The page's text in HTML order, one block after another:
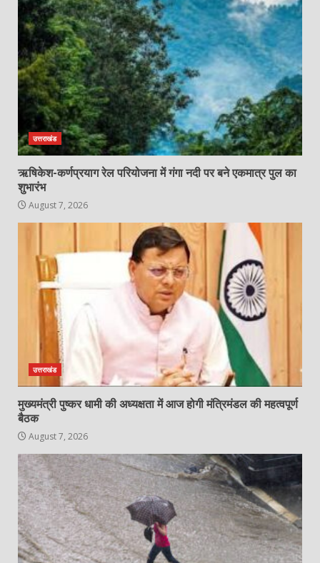
उत्तराखंड
ऋषिकेश-कर्णप्रयाग रेल परियोजना में गंगा नदी पर बने एकमात्र पुल का
शुभारंभ
August 7, 2026
उत्तराखंड
मुख्यमंत्री पुष्कर धामी की अध्यक्षता में आज होगी मंत्रिमंडल की महत्वपूर्ण
बैठक
August 7, 2026